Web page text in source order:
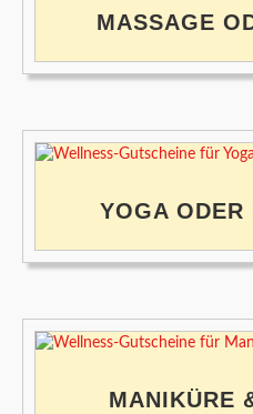
MASSAGE
YOGA ODER
MANIKÜRE